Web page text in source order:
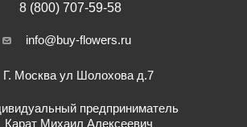
8 (800) 707-59-58
info@buy-flowers.ru
Г. Москва ул Шолохова д.7
предприниматель
Карат Михаил Алексеевич